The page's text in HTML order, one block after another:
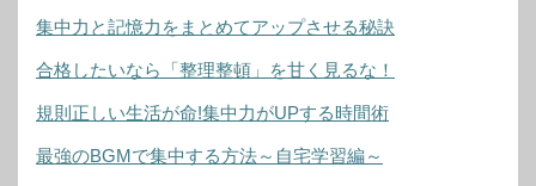
集中力と記憶力をまとめてアップさせる秘訣
合格したいなら「整理整頓」を甘く見るな！
規則正しい生活が命!集中力がUPする時間術
最強のBGMで集中する方法～自宅学習編～